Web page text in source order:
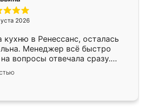
2026
кухню в Ренессанс, осталась
Менеджер всё быстро
вопросы отвечала сразу.
в субботу, подошёл к
ответственностью. Собрали
работали аккуратно, даже